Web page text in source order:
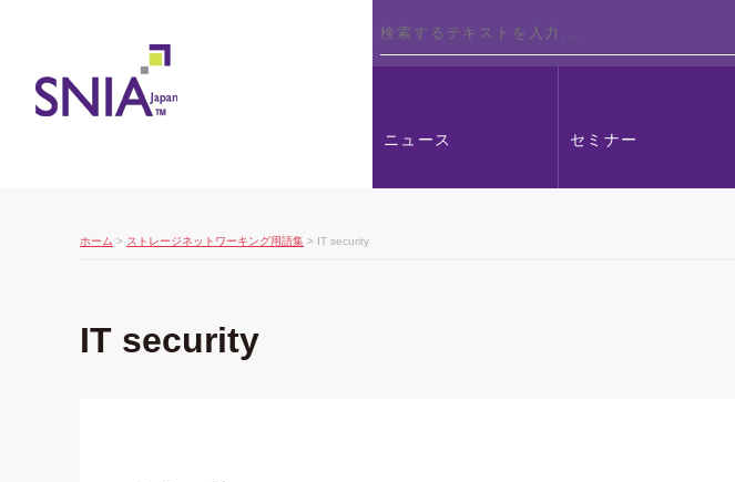
ニュース セミナー
ホーム > ストレージネットワーキング用語集 > IT security
IT security